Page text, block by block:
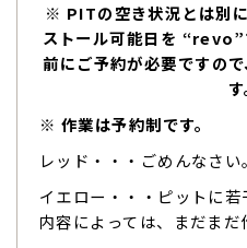
※ PITの空き状況とは
ストール可能日を
前にご予約が必要ですの
す
※ 作業は予約制です。
レッド・・・ごめんなさい
イエロー・・・ピットに
内容によっては、まだまだ